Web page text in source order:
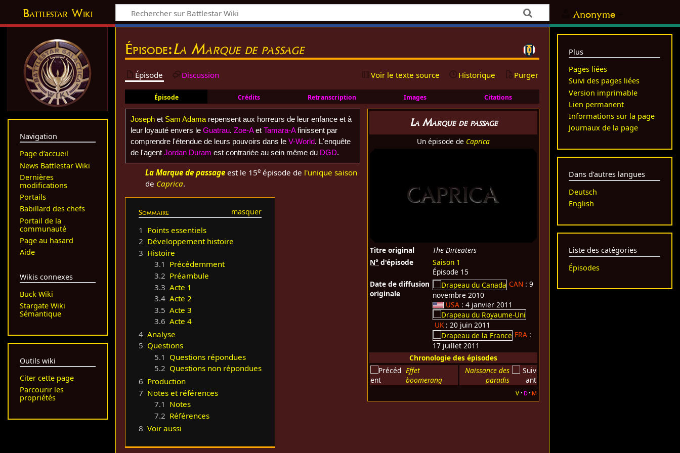
Anonyme
Battlestar Wiki
Épisode:La Marque de passage
Épisode Discussion Voir le texte source Historique Purger
Épisode Crédits Retranscription Images Citations
La Marque de passage
Un épisode de Caprica
Titre original
The Dirteaters
N° d'épisode
Saison 1
Épisode 15
Date de diffusion
originale
CAN : 9
novembre 2010
USA : 4 janvier 2011
UK: 20 juin 2011
FRA :
17 juillet 2011
Chronologie des épisodes
Effet
boomerang
Naissance des
paradis
v d m
Josephet Sam Adamarepensent aux horreurs de leur enfance et à
leur loyauté envers le Guatrau. Zoe-Aet Tamara-Afinissent par
comprendre l'étendue de leurs pouvoirs dans le V-World. L'enquête
de l'agent Jordan Duram est contrariée au sein même du DGD.
La Marque de passage est le 15e épisode de l'unique saison
de Caprica.
Sommaire
1 Points essentiels
2 Développement histoire
3 Histoire
3.1 Précédemment
3.2 Préambule
3.3 Acte 1
3.4 Acte 2
3.5 Acte 3
3.6 Acte 4
4 Analyse
5 Questions
5.1 Questions répondues
5.2 Questions non répondues
6 Production
7 Notes et références
7.1 Notes
7.2 Références
8 Voir aussi
Navigation
Page d’accueil
News Battlestar Wiki
Dernières
modifications
Portails
Babillard des chefs
Portail de la
communauté
Page au hasard
Aide
Wikis connexes
Buck Wiki
Stargate Wiki
Sémantique
Outils wiki
Citer cette page
Parcourir les
propriétés
Plus
Pages liées
Suivi des pages liées
Version imprimable
Lien permanent
Informations sur la page
Journaux de la page
Dans d’autres langues
Deutsch
English
Liste des catégories
Épisodes